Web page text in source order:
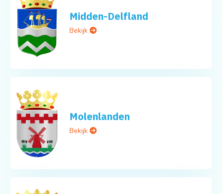
Midden-Delfland
Bekijk
Molenlanden
Bekijk